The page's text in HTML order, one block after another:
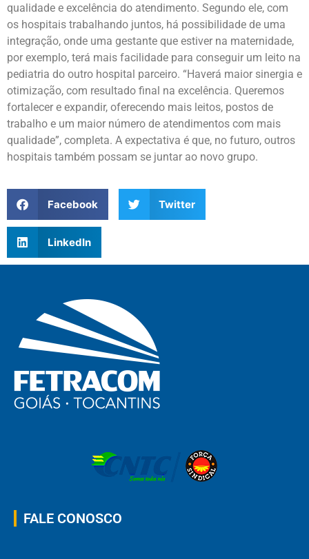
qualidade e excelência do atendimento. Segundo ele, com
os hospitais trabalhando juntos, há possibilidade de uma
integração, onde uma gestante que estiver na maternidade,
por exemplo, terá mais facilidade para conseguir um leito na
pediatria do outro hospital parceiro. “Haverá maior sinergia e
otimização, com resultado final na excelência. Queremos
fortalecer e expandir, oferecendo mais leitos, postos de
trabalho e um maior número de atendimentos com mais
qualidade”, completa. A expectativa é que, no futuro, outros
hospitais também possam se juntar ao novo grupo.
Facebook Twitter
LinkedIn
FALE CONOSCO